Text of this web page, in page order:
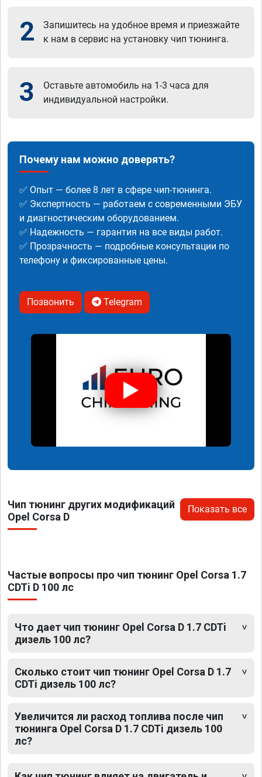
2
Запишитесь на удобное время и приезжайте
к нам в сервис на установку чип тюнинга.
3
Оставьте автомобиль на 1-3 часа для
индивидуальной настройки.
Почему нам можно доверять?
✅ Опыт — более 8 лет в сфере чип-тюнинга.
✅ Экспертность — работаем с современными ЭБУ
и диагностическим оборудованием.
✅ Надежность — гарантия на все виды работ.
✅ Прозрачность — подробные консультации по
телефону и фиксированные цены.
Позвонить Telegram
Чип тюнинг других модификаций
Opel Corsa D
Показать все
Частые вопросы про чип тюнинг Opel Corsa 1.7
CDTi D 100 лс
Что дает чип тюнинг Opel Corsa D 1.7 CDTi
дизель 100 лс?
Сколько стоит чип тюнинг Opel Corsa D 1.7
CDTi дизель 100 лс?
Увеличится ли расход топлива после чип
тюнинга Opel Corsa D 1.7 CDTi дизель 100
лс?